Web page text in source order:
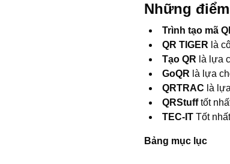
Những
Trình tạo mã
QR TIGER là
Tạo QR là lựa
GoQR là lựa
QRTRAC là
QRStufftốt
TEC-IT Tốt
Bảng mục lục